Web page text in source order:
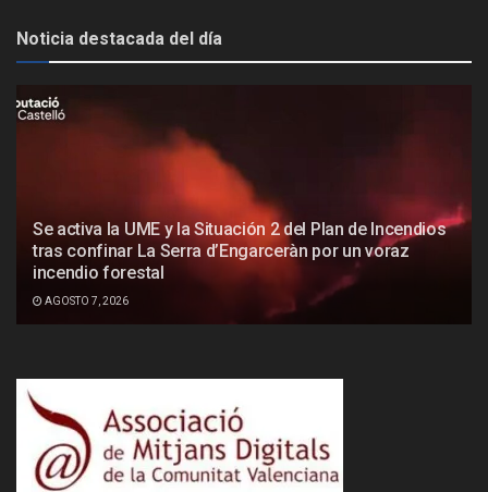
Noticia destacada del día
Se activa la UME y la Situación 2 del Plan de Incendios
tras confinar La Serra d’Engarceràn por un voraz
incendio forestal
AGOSTO 7, 2026